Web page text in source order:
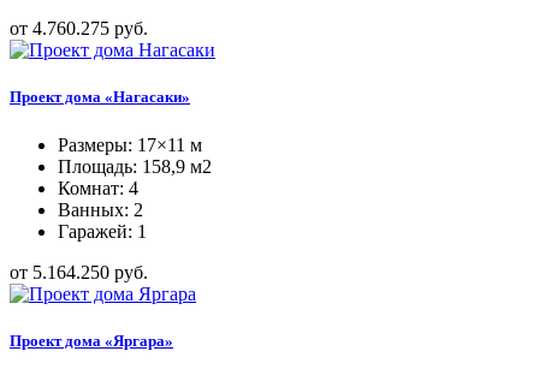
от 4.760.275 руб.
Проект дома «Нагасаки»
Размеры: 17×11 м
Площадь: 158,9 м2
Комнат: 4
Ванных: 2
Гаражей: 1
от 5.164.250 руб.
Проект дома «Яргара»